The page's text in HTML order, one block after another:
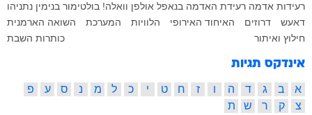
רעידות אדמה רעידת האדמה בנאפל אולפן וואלה! בולטימור בנימין נתניהו
דאעש
דרוזים האיחוד האירופי הלוויות המערכת
השואה הארמנית
חילוץ ואיתור
כותרות השבת
אינדקס תגיות
א ב ג ד ה ו ז ח ט י כ ל מ נ ס ע
פ
צ
ק ר ש ת